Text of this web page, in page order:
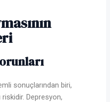
sonuçlarından biri,
riskidir. Depresyon,